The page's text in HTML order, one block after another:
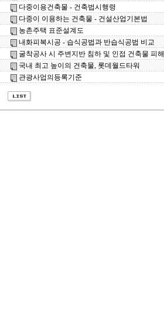
다중이용건축물 - 건축법시행령
다중이 이용하는 건축물 - 건설산업기본법
농촌주택 표준설계도
내화피복시공 - 습식공법과 반습식공법 비교
굴착공사 시 주변지반 침하 및 인접 건축물 피해
국내 최고 높이의 건축물, 롯데월드타워
관광사업의등록기준